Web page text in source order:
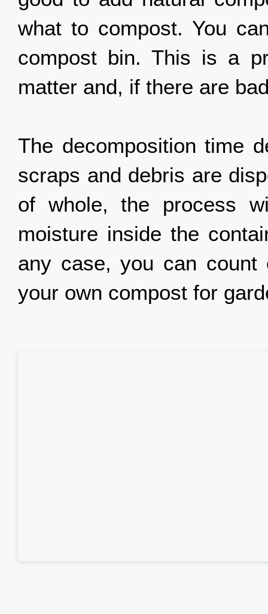
what to compost. You
compost bin. This is a
matter and, if there are
The decomposition time
scraps and debris are
of whole, the process
moisture inside the
any case, you can
your own compost for